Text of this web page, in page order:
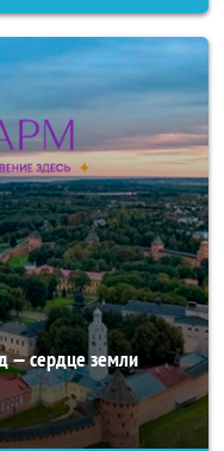
— сердце земли